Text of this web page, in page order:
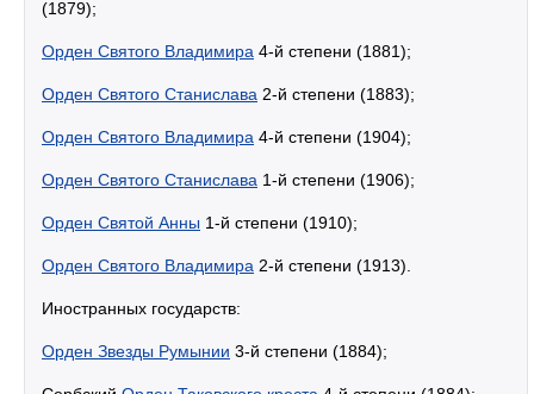
(1879);
Орден Святого Владимира 4-й степени (1881);
Орден Святого Станислава 2-й степени (1883);
Орден Святого Владимира 4-й степени (1904);
Орден Святого Станислава 1-й степени (1906);
Орден Святой Анны 1-й степени (1910);
Орден Святого Владимира 2-й степени (1913).
Иностранных государств:
Орден Звезды Румынии 3-й степени (1884);